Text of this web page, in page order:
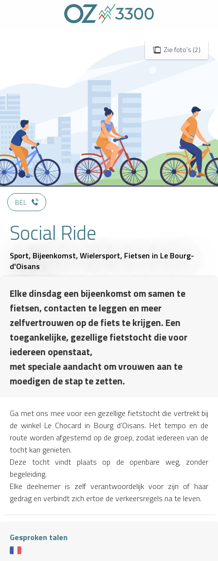
Zie foto's (2)
BEL
Social Ride
Sport, Bijeenkomst, Wielersport, Fietsen in Le Bourg-
d'Oisans
Elke dinsdag een bijeenkomst om samen te
fietsen, contacten te leggen en meer
zelfvertrouwen op de fiets te krijgen. Een
toegankelijke, gezellige fietstocht die voor
iedereen openstaat,
met speciale aandacht om vrouwen aan te
moedigen de stap te zetten.
Ga met ons mee voor een gezellige fietstocht die vertrekt bij
de winkel Le Chocard in Bourg d’Oisans. Het tempo en de
route worden afgestemd op de groep, zodat iedereen van de
tocht kan genieten.
Deze tocht vindt plaats op de openbare weg, zonder
begeleiding.
Elke deelnemer is zelf verantwoordelijk voor zijn of haar
gedrag en verbindt zich ertoe de verkeersregels na te leven.
Gesproken talen